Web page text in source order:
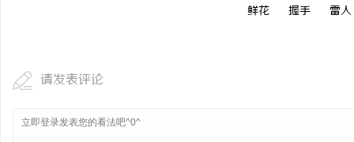
鲜花 握手 雷人
请发表评论